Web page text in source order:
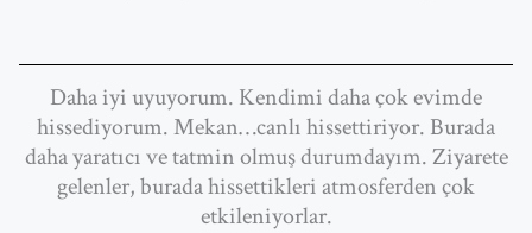
Daha iyi uyuyorum. Kendimi daha çok evimde
hissediyorum. Mekan…canlı hissettiriyor. Burada
daha yaratıcı ve tatmin olmuş durumdayım. Ziyarete
gelenler, burada hissettikleri atmosferden çok
etkileniyorlar.